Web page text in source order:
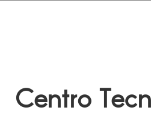
Centro